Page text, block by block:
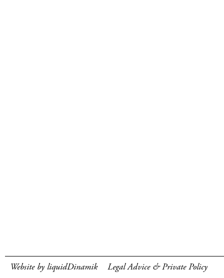
Website by liquidDinamik Legal Advice & Private Policy